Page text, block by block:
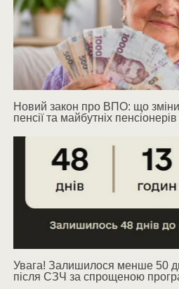
Новий закон про ВПО: що
пенсії та майбутніх пенсіонерів
Увага! Залишилося менше 50
після СЗЧ за спрощеною